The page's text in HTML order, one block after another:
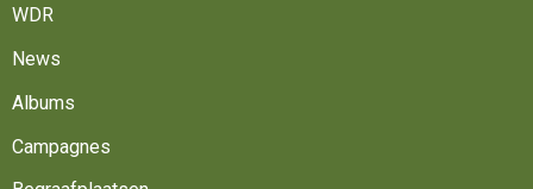
WDR
News
Albums
Campagnes